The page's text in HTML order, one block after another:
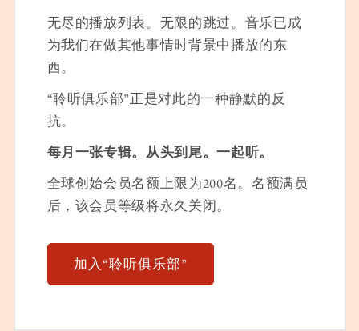
无尽的播放列表。无限的跳过。音乐已成
为我们在做其他事情时背景中播放的东
西。
“聆听俱乐部”正是对此的一种静默的反
抗。
每月一张专辑。从头到尾。一起听。
全球创始会员名额上限为200名。名额满员
后，该会员等级将永久关闭。
加入“聆听俱乐部”